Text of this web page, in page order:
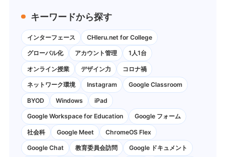
キーワードから探す
インターフェース CHIeru.net for College
グローバル化 アカウント管理 1人1台
オンライン授業 デザイン力 コロナ禍
ネットワーク環境 Instagram Google Classroom
BYOD Windows iPad
Google Workspace for Education Google フォーム
社会科 Google Meet ChromeOS Flex
Google Chat 教育委員会訪問 Google ドキュメント